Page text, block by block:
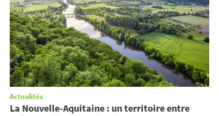
Actualités
La Nouvelle-Aquitaine : un territoire entre